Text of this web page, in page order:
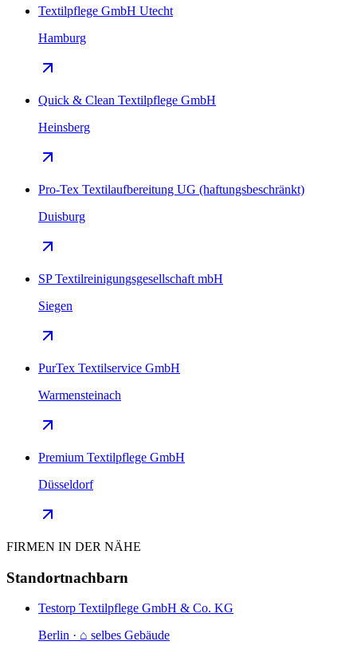
Textilpflege GmbH Utecht
Hamburg
Quick & Clean Textilpflege GmbH
Heinsberg
Pro-Tex Textilaufbereitung UG (haftungsbeschränkt)
Duisburg
SP Textilreinigungsgesellschaft mbH
Siegen
PurTex Textilservice GmbH
Warmensteinach
Premium Textilpflege GmbH
Düsseldorf
FIRMEN IN DER NÄHE
Standortnachbarn
Testorp Textilpflege GmbH & Co. KG
Berlin · ⌂ selbes Gebäude